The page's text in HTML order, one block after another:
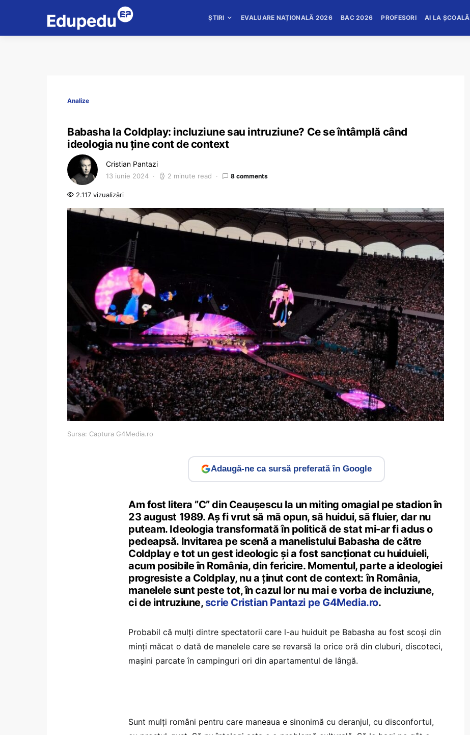
ȘTIRI EVALUARE NAȚIONALĂ 2026 BAC 2026 PROFESORI AI LA ȘCOALĂ
Analize
Babasha la Coldplay: incluziune sau intruziune? Ce se întâmplă când
ideologia nu ține cont de context
Cristian Pantazi
13 iunie 2024 2 minute read 8 comments
2.117 vizualizări
Sursa: Captura G4Media.ro
Adaugă-ne ca sursă preferată în Google
Am fost litera ”C” din Ceaușescu la un miting omagial pe stadion în
23 august 1989. Aș fi vrut să mă opun, să huidui, să fluier, dar nu
puteam. Ideologia transformată în politică de stat mi-ar fi adus o
pedeapsă. Invitarea pe scenă a manelistului Babasha de către
Coldplay e tot un gest ideologic și a fost sancționat cu huiduieli,
acum posibile în România, din fericire. Momentul, parte a ideologiei
progresiste a Coldplay, nu a ținut cont de context: în România,
manelele sunt peste tot, în cazul lor nu mai e vorba de incluziune,
ci de intruziune, scrie Cristian Pantazi pe G4Media.ro.
Probabil că mulți dintre spectatorii care l-au huiduit pe Babasha au fost scoși din
minți măcat o dată de manelele care se revarsă la orice oră din cluburi, discoteci,
mașini parcate în campinguri ori din apartamentul de lângă.
Sunt mulți români pentru care maneaua e sinonimă cu deranjul, cu disconfortul,